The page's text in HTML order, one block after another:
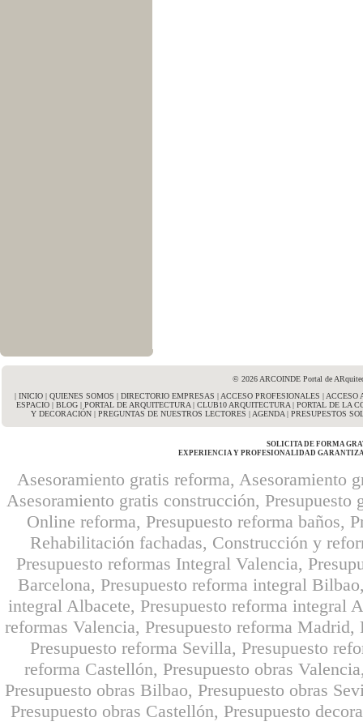
© 2026 ARCOINDE Portal de
| INICIO| QUIENES SOMOS | DIRECTORIO EMPRESAS | ACCESO PROFESIONALES | ACCESO
ESPACIO | BLOG | PORTAL DE ARQUITECTURA | CLUB10 ARQUITECTURA | PORTAL DE LA
Y DECORACIÓN | PREGUNTAS DE NUESTROS LECTORES | AGENDA | PRESUPESTOS
SOLICITA DE FORMA
EXPERIENCIA Y PROFESIONALIDAD
Asesoramiento gratis reforma, Asesoramiento
Asesoramiento gratis construcción, Presupuesto
Online reforma, Presupuesto reforma baños,
Rehabilitación fachadas, Construcción y
Presupuesto reformas Integral Valencia,
Barcelona, Presupuesto reforma integral
integral Albacete, Presupuesto reforma integral
reformas Valencia, Presupuesto reforma
Presupuesto reforma Sevilla, Presupuesto
reforma Castellón, Presupuesto obras
Presupuesto obras Bilbao, Presupuesto obras
Presupuesto obras Castellón, Presupuesto